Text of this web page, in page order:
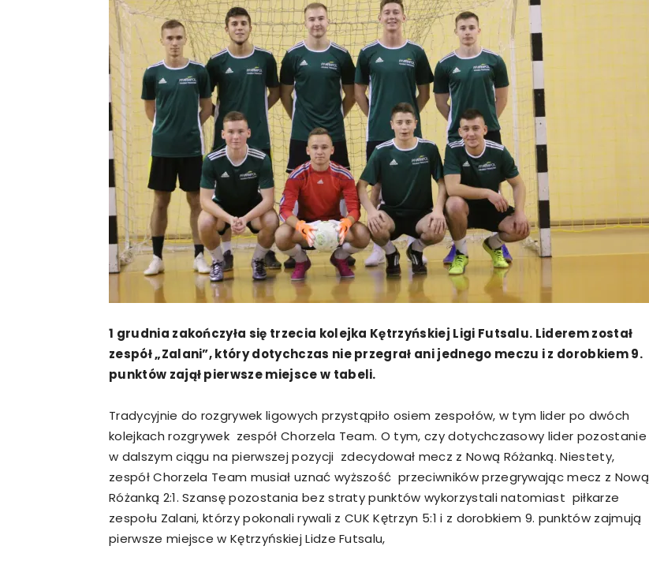
1 grudnia zakończyła się trzecia kolejka Kętrzyńskiej Ligi Futsalu. Liderem został
zespół „Zalani”, który dotychczas nie przegrał ani jednego meczu i z dorobkiem 9.
punktów zajął pierwsze miejsce w tabeli.
Tradycyjnie do rozgrywek ligowych przystąpiło osiem zespołów, w tym lider po dwóch
kolejkach rozgrywek zespół Chorzela Team. O tym, czy dotychczasowy lider pozostanie
w dalszym ciągu na pierwszej pozycji zdecydował mecz z Nową Różanką. Niestety,
zespół Chorzela Team musiał uznać wyższość przeciwników przegrywając mecz z Nową
Różanką 2:1. Szansę pozostania bez straty punktów wykorzystali natomiast piłkarze
zespołu Zalani, którzy pokonali rywali z CUK Kętrzyn 5:1 i z dorobkiem 9. punktów zajmują
pierwsze miejsce w Kętrzyńskiej Lidze Futsalu,